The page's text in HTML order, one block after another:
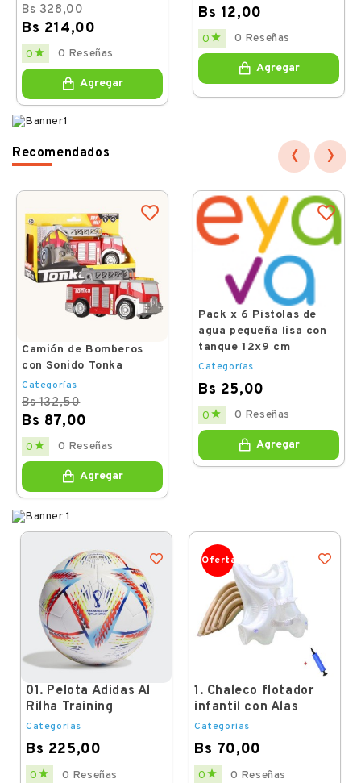
Bs 328,00
Bs 214,00
Regular
price
Price
0  0 Reseñas
Agregar
Bs 12,00
Price
0  0 Reseñas
Agregar
Recomendados
Camión de Bomberos
con Sonido Tonka
Categorías
Bs 132,50
Bs 87,00
Regular
price
Price
0  0 Reseñas
Agregar
Pack x 6 Pistolas de
agua pequeña lisa con
tanque 12x9 cm
Categorías
Bs 25,00
Price
0  0 Reseñas
Agregar
‹ ›
01. Pelota Adidas Al
Rilha Training
Categorías
Bs 225,00
Price
0  0 Reseñas
Oferta
1. Chaleco flotador
infantil con Alas
Categorías
Bs 70,00
Price
0  0 Reseñas